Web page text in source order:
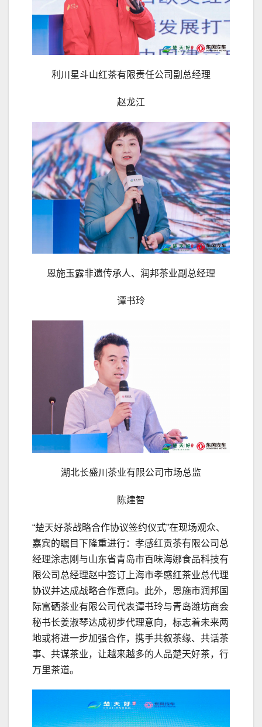
利川星斗山红茶有限责任公司副总经理
赵龙江
恩施玉露非遗传承人、润邦茶业副总经理
谭书玲
湖北长盛川茶业有限公司市场总监
陈建智
“楚天好茶战略合作协议签约仪式”在现场观众、
嘉宾的瞩目下隆重进行：孝感红贡茶有限公司总
经理涂志刚与山东省青岛市百味海娜食品科技有
限公司总经理赵中签订上海市孝感红茶业总代理
协议并达成战略合作意向。此外，恩施市润邦国
际富硒茶业有限公司代表谭书玲与青岛潍坊商会
秘书长姜淑琴达成初步代理意向，标志着未来两
地或将进一步加强合作，携手共叙茶缘、共话茶
事、共谋茶业，让越来越多的人品楚天好茶，行
万里茶道。